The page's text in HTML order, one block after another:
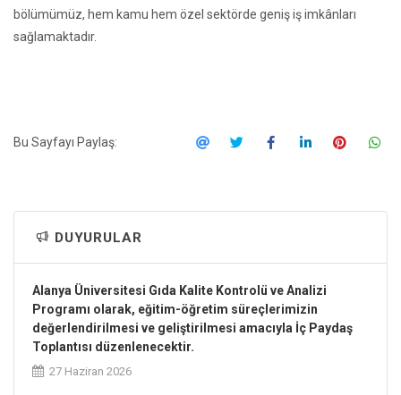
bölümümüz, hem kamu hem özel sektörde geniş iş imkânları
sağlamaktadır.
Bu Sayfayı Paylaş:
DUYURULAR
Alanya Üniversitesi Gıda Kalite Kontrolü ve Analizi
Programı olarak, eğitim-öğretim süreçlerimizin
değerlendirilmesi ve geliştirilmesi amacıyla İç Paydaş
Toplantısı düzenlenecektir.
27 Haziran 2026